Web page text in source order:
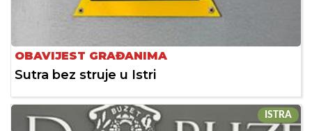
OBAVIJEST GRAĐANIMA
Sutra bez struje u Istri
ISTRA